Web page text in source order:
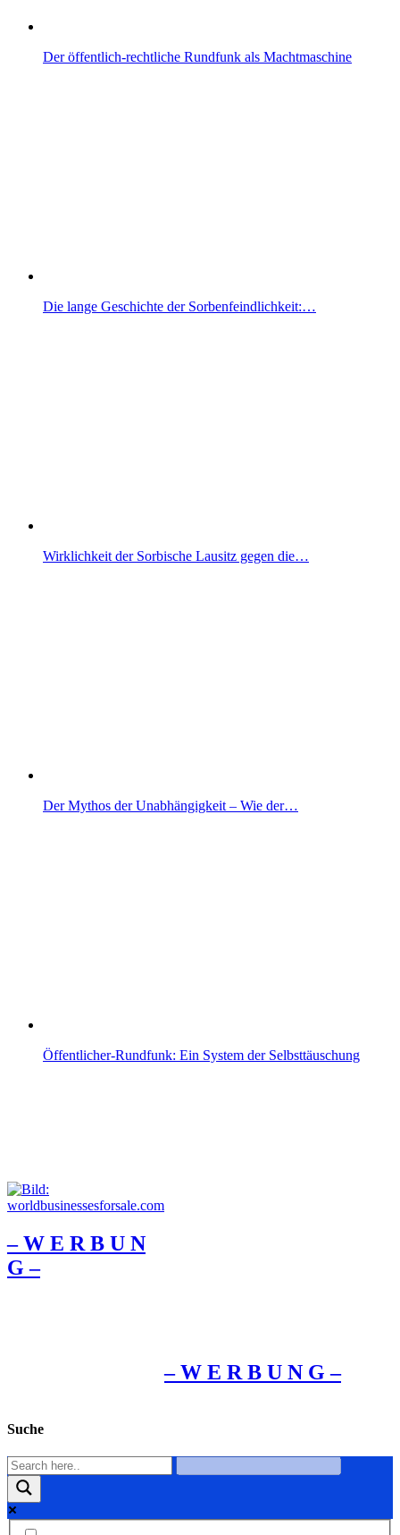
Der öffentlich-rechtliche Rundfunk als Machtmaschine
Die lange Geschichte der Sorbenfeindlichkeit:…
Wirklichkeit der Sorbische Lausitz gegen die…
Der Mythos der Unabhängigkeit – Wie der…
Öffentlicher-Rundfunk: Ein System der Selbsttäuschung
– W Ε R Β U Ν
G –
– W Ε R Β U Ν G –
Suche